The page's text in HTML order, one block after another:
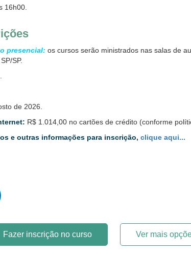
16h00.
presencial: os cursos serão ministrados nas salas de
SP.
de 2026.
R$ 1.014,00 no cartões de crédito (conforme
e outras informações para inscrição, clique aqui...
Fazer inscrição no curso Ver mais